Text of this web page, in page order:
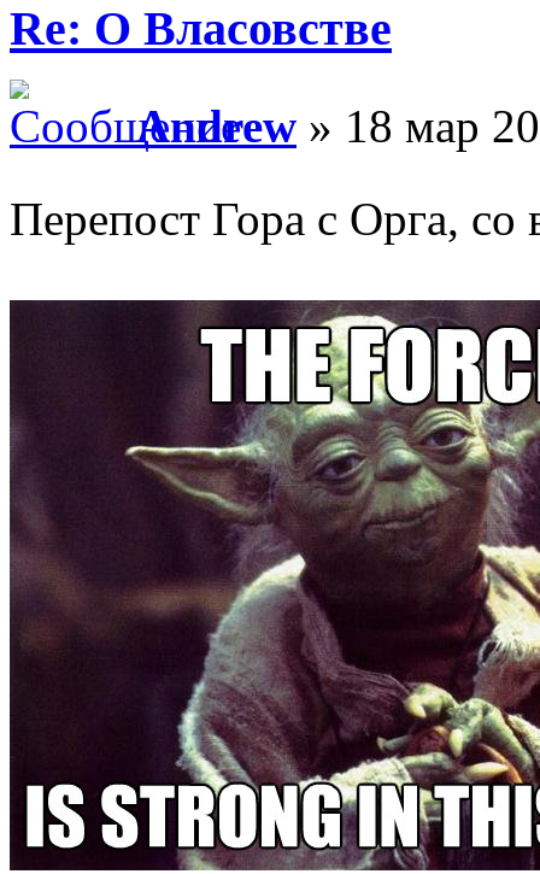
Re: О Власовстве
Andrew » 18 мар
Перепост Гора с Орга, со